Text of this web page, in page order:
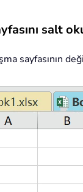
salt
sayfasının